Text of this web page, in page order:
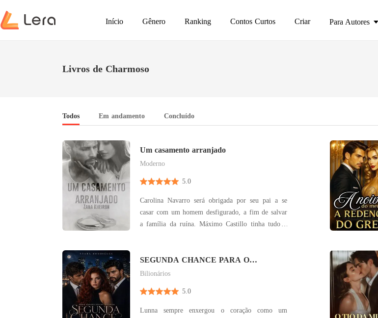
Início Gênero Ranking Contos Curtos Criar Para Autores
Livros de Charmoso
Todos Em andamento Concluído
Um casamento arranjado
Moderno
5.0
Carolina Navarro será obrigada por seu pai a se
casar com um homem desfigurado, a fim de salvar
a família da ruína. Máximo Castillo tinha tudo o
relacionamento, tornando-o amargurado. Mas ele
precisa de
SEGUNDA CHANCE PARA O
BILIONÁRIO - SÉRIE AMORES DOS
Bilionários
5.0
Lunna sempre enxergou o coração como um